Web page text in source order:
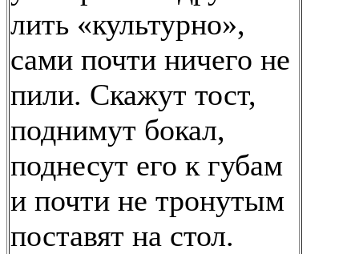
лить «культурно»,
сами почти ничего не
пили. Скажут тост,
поднимут бокал,
поднесут его к губам
и почти не тронутым
поставят на стол.